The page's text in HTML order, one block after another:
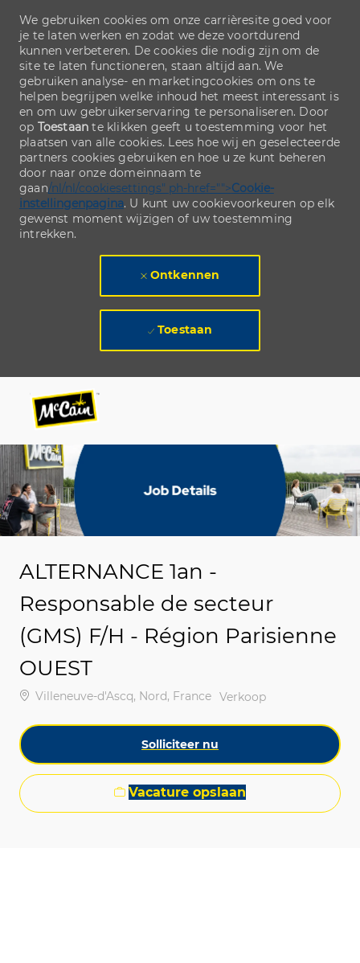
-
-
We gebruiken cookies om onze carrièresite goed voor
je te laten werken en zodat we deze voortdurend
kunnen verbeteren. De cookies die nodig zijn om de
site te laten functioneren, staan altijd aan. We
gebruiken analyse- en marketingcookies om ons te
helpen begrijpen welke inhoud het meest interessant is
en om uw gebruikerservaring te personaliseren. Door
op Toestaan te klikken geeft u toestemming voor het
plaatsen van alle cookies. Lees hoe wij en geselecteerde
partners cookies gebruiken en hoe u ze kunt beheren
door naar onze domeinnaam te
gaan/nl/nl/cookiesettings" ph-href="">Cookie-
instellingenpagina. U kunt uw cookievoorkeuren op elk
gewenst moment wijzigen of uw toestemming
intrekken.
Ontkennen
Toestaan
ALTERNANCE 1an -
Responsable de secteur
(GMS) F/H - Région Parisienne
OUEST
PlaatsVilleneuve-d'Ascq, Nord, France Categorie
Verkoop
Solliciteer nu
Vacature opslaan